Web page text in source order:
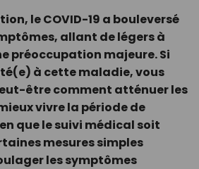
le COVID-19 a bouleversé
allant de légers à
préoccupation majeure. Si
à cette maladie, vous
être comment atténuer les
vivre la période de
que le suivi médical soit
mesures simples
les symptômes